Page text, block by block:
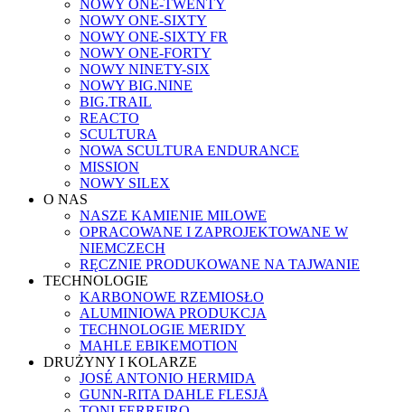
NOWY ONE-TWENTY
NOWY ONE-SIXTY
NOWY ONE-SIXTY FR
NOWY ONE-FORTY
NOWY NINETY-SIX
NOWY BIG.NINE
BIG.TRAIL
REACTO
SCULTURA
NOWA SCULTURA ENDURANCE
MISSION
NOWY SILEX
O NAS
NASZE KAMIENIE MILOWE
OPRACOWANE I ZAPROJEKTOWANE W
NIEMCZECH
RĘCZNIE PRODUKOWANE NA TAJWANIE
TECHNOLOGIE
KARBONOWE RZEMIOSŁO
ALUMINIOWA PRODUKCJA
TECHNOLOGIE MERIDY
MAHLE EBIKEMOTION
DRUŻYNY I KOLARZE
JOSÉ ANTONIO HERMIDA
GUNN-RITA DAHLE FLESJÅ